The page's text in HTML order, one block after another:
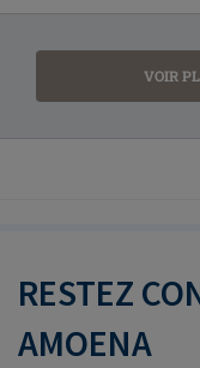
VOIR
RESTEZ
AMOENA